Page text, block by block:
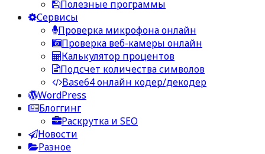
Полезные программы
Сервисы
Проверка микрофона онлайн
Проверка веб-камеры онлайн
Калькулятор процентов
Подсчет количества символов
Base64 онлайн кодер/декодер
WordPress
Блоггинг
Раскрутка и SEO
Новости
Разное